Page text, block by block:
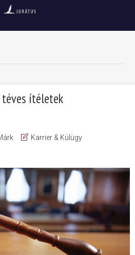
ítéletek
Karrier & Külügy